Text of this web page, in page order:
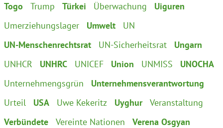
Togo
Trump Türkei Überwachung
Uiguren
Umerziehungslager
Umwelt
UN
UN-Menschenrechtsrat
UN-Sicherheitsrat
Ungarn
UNHCR
UNHRC UNICEF Union UNMISS
UNOCHA
Unternehmengsgrün
Unternehmensverantwortung
Urteil
USA Uwe Kekeritz Uyghur
Veranstaltung
Verbündete
Vereinte Nationen
Verena Osgyan